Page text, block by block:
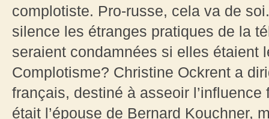
complotiste. Pro-russe, cela va de
silence les étranges pratiques de la
seraient condamnées si elles étaient
Complotisme? Christine Ockrent a
français, destiné à asseoir l’influence
était l’épouse de Bernard Kouchner,